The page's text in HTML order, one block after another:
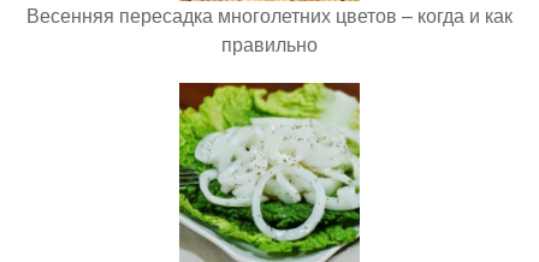
Весенняя пересадка многолетних цветов – когда и как
правильно